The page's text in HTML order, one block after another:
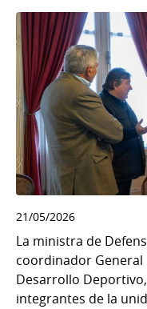
21/05/2026
La ministra de
coordinador General
Desarrollo
integrantes de la